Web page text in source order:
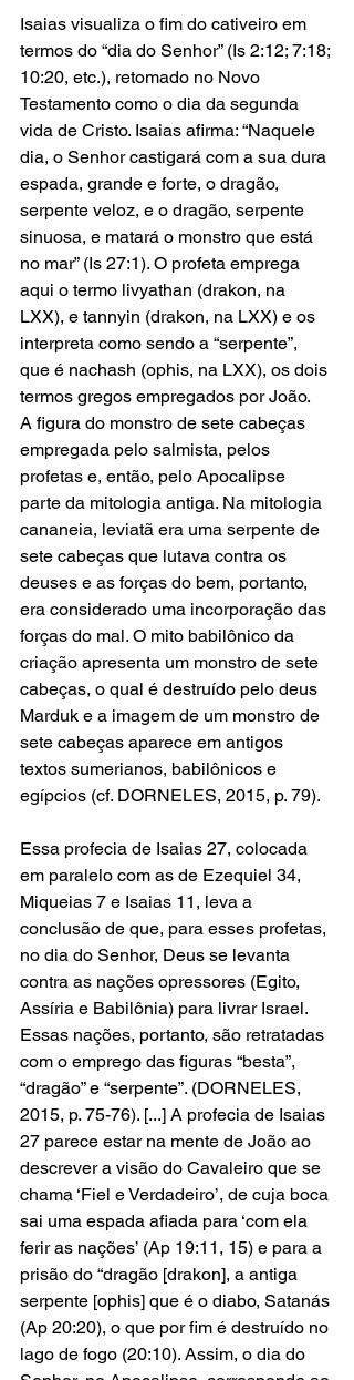
Isaias visualiza o fim do cativeiro em
termos do “dia do Senhor” (Is 2:12; 7:18;
10:20, etc.), retomado no Novo
Testamento como o dia da segunda
vida de Cristo. Isaias afirma: “Naquele
dia, o Senhor castigará com a sua dura
espada, grande e forte, o dragão,
serpente veloz, e o dragão, serpente
sinuosa, e matará o monstro que está
no mar” (Is 27:1). O profeta emprega
aqui o termo livyathan (drakon, na
LXX), e tannyin (drakon, na LXX) e os
interpreta como sendo a “serpente”,
que é nachash (ophis, na LXX), os dois
termos gregos empregados por João.
A figura do monstro de sete cabeças
empregada pelo salmista, pelos
profetas e, então, pelo Apocalipse
parte da mitologia antiga. Na mitologia
cananeia, leviatã era uma serpente de
sete cabeças que lutava contra os
deuses e as forças do bem, portanto,
era considerado uma incorporação das
forças do mal. O mito babilônico da
criação apresenta um monstro de sete
cabeças, o qual é destruído pelo deus
Marduk e a imagem de um monstro de
sete cabeças aparece em antigos
textos sumerianos, babilônicos e
egípcios (cf. DORNELES, 2015, p. 79).
Essa profecia de Isaias 27, colocada
em paralelo com as de Ezequiel 34,
Miqueias 7 e Isaias 11, leva a
conclusão de que, para esses profetas,
no dia do Senhor, Deus se levanta
contra as nações opressores (Egito,
Assíria e Babilônia) para livrar Israel.
Essas nações, portanto, são retratadas
com o emprego das figuras “besta”,
“dragão” e “serpente”. (DORNELES,
2015, p. 75-76). [...] A profecia de Isaias
27 parece estar na mente de João ao
descrever a visão do Cavaleiro que se
chama ‘Fiel e Verdadeiro’, de cuja boca
sai uma espada afiada para ‘com ela
ferir as nações’ (Ap 19:11, 15) e para a
prisão do “dragão [drakon], a antiga
serpente [ophis] que é o diabo, Satanás
(Ap 20:20), o que por fim é destruído no
lago de fogo (20:10). Assim, o dia do